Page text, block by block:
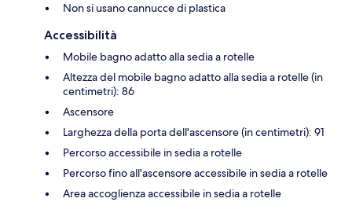
Non si usano cannucce di plastica
Accessibilità
Mobile bagno adatto alla sedia a rotelle
Altezza del mobile bagno adatto alla sedia a rotelle (in
centimetri): 86
Ascensore
Larghezza della porta dell'ascensore (in centimetri): 91
Percorso accessibile in sedia a rotelle
Percorso fino all'ascensore accessibile in sedia a rotelle
Area accoglienza accessibile in sedia a rotelle